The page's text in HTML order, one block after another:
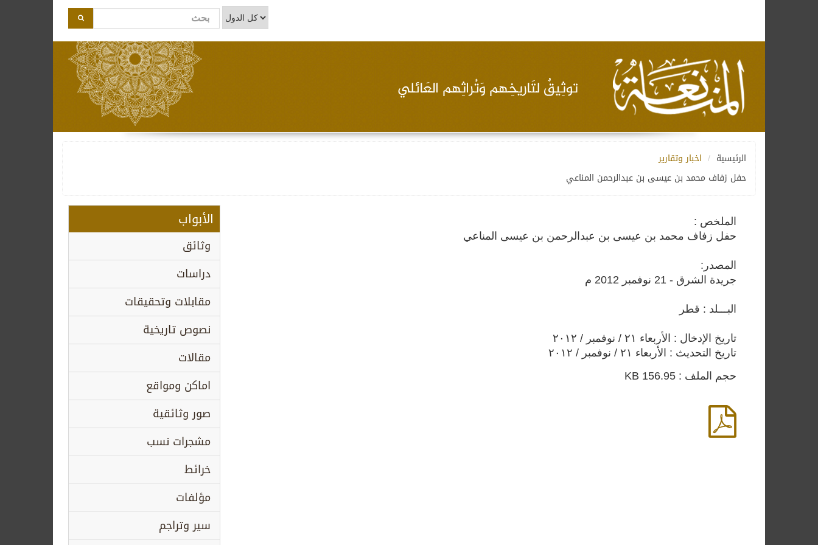
الأبواب
وثائق
دراسات
مقابلات وتحقيقات
نصوص تاريخية
مقالات
اماكن ومواقع
صور وثائقية
مشجرات نسب
خرائط
مؤلفات
سير وتراجم
الرئيسية
اخبار وتقارير
حفل زفاف محمد بن عيسى بن عبدالرحمن المناعي
الملخص :
حفل زفاف محمد بن عيسى بن عبدالرحمن بن عيسى المناعي
المصدر:
جريدة الشرق - 21 نوفمبر 2012 م
البـــلد : قطر
تاريخ الإدخال : الأربعاء ٢١ / نوفمبر / ٢٠١٢
تاريخ التحديث : الأربعاء ٢١ / نوفمبر / ٢٠١٢
حجم الملف : 156.95 KB